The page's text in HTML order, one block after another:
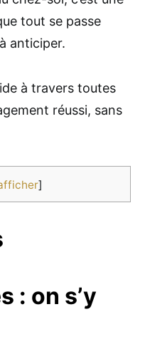
tout se passe
anticiper.
à travers toutes
réussi, sans
]
: on s’y